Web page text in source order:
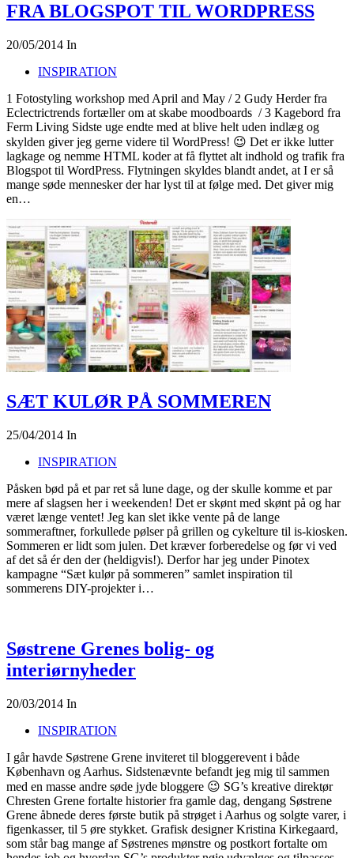
FRA BLOGSPOT TIL WORDPRESS
20/05/2014 In
INSPIRATION
1 Fotostyling workshop med April and May / 2 Gudy Herder fra
Eclectrictrends fortæller om at skabe moodboards / 3 Kagebord fra
Ferm Living Sidste uge endte med at blive helt uden indlæg og
skylden giver jeg gerne videre til WordPress! 😉 Det er ikke lutter
lagkage og nemme HTML koder at få flyttet alt indhold og trafik fra
Blogspot til WordPress. Flytningen skyldes blandt andet, at I er så
mange søde mennesker der har lyst til at følge med. Det giver mig
en…
SÆT KULØR PÅ SOMMEREN
25/04/2014 In
INSPIRATION
Påsken bød på et par ret så lune dage, og der skulle komme et par
mere af slagsen her i weekenden! Det er skønt med skønt på og har
været længe ventet! Jeg kan slet ikke vente på de lange
sommeraftner, forkullede pølser på grillen og cykelture til is-kiosken.
Sommeren er lidt som julen. Det kræver forberedelse og før vi ved
af det så ér den der (heldigvis!). Derfor har jeg under Pinotex
kampagne “Sæt kulør på sommeren” samlet inspiration til
sommerens DIY-projekter i…
Søstrene Grenes bolig- og
interiørnyheder
20/03/2014 In
INSPIRATION
I går havde Søstrene Grene inviteret til bloggerevent i både
København og Aarhus. Sidstenævnte befandt jeg mig til sammen
med en masse andre søde jyde bloggere 😉 SG’s kreative direktør
Chresten Grene fortalte historier fra gamle dag, dengang Søstrene
Grene åbnede deres første butik på strøget i Aarhus og solgte varer, i
figenkasser, til 5 øre stykket. Grafisk designer Kristina Kirkegaard,
som står bag mange af Søstrenes mønstre og postkort fortalte om